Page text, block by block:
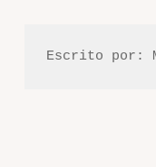
Escrito por: